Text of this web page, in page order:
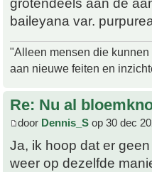
baileyana var.
"Alleen mensen die
aan nieuwe feiten en
Re: Nu al
door Dennis_S op 30 dec
Ja, ik hoop dat er
weer op dezelfde